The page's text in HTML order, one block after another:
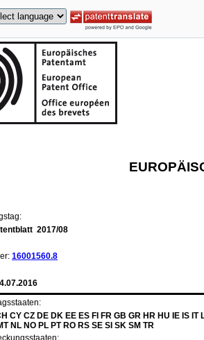
2017/08
16001560.8
CY CZ DE DK EE ES FI FR GB GR HR HU IE IS IT
NL NO PL PT RO RS SE SI SK SM TR